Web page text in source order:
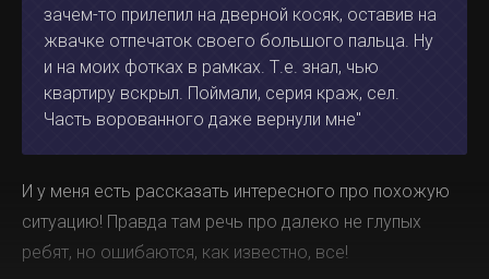
зачем-то прилепил на дверной косяк, оставив на
жвачке отпечаток своего большого пальца. Ну
и на моих фотках в рамках. Т.е. знал, чью
квартиру вскрыл. Поймали, серия краж, сел.
Часть ворованного даже вернули мне"
И у меня есть рассказать интересного про похожую
ситуацию! Правда там речь про далеко не глупых
ребят, но ошибаются, как известно, все!